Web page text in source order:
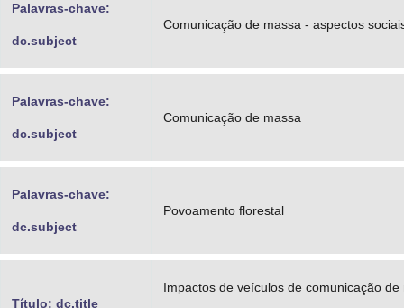
Palavras-chave:
dc.subject
Comunicação de massa - aspectos
Palavras-chave:
dc.subject
Comunicação de massa
Palavras-chave:
dc.subject
Povoamento florestal
Título: dc.title
Impactos de veículos de comunicação de